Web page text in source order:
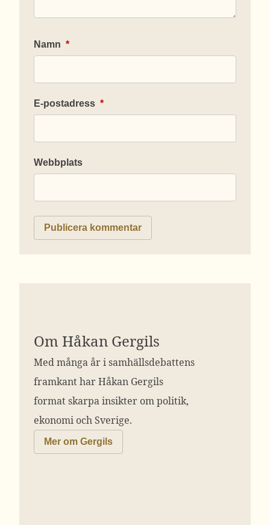
Namn *
E-postadress *
Webbplats
Om Håkan Gergils
Med många år i samhällsdebattens
framkant har Håkan Gergils
format skarpa insikter om politik,
ekonomi och Sverige.
Mer om Gergils